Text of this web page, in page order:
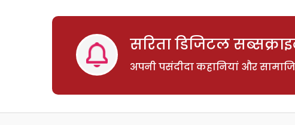
सरिता डिजिटल
अपनी पसंदीदा कहानियां और